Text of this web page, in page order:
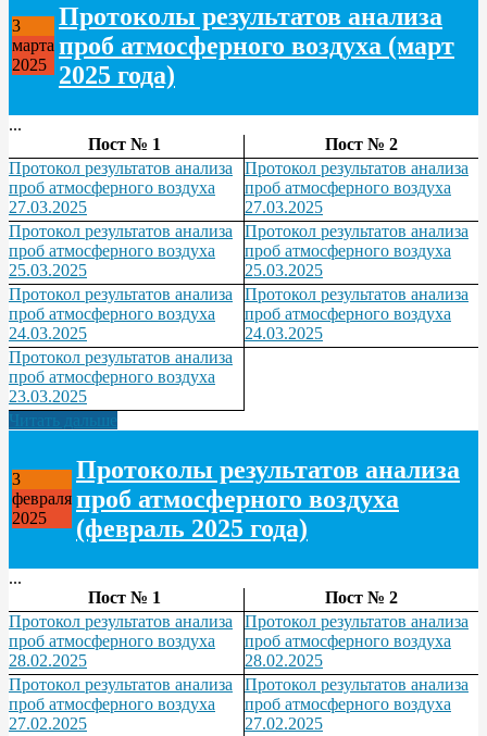
3
марта
2025
Протоколы результатов анализа
проб атмосферного воздуха (март
2025 года)
...
Пост № 1
Пост № 2
Протокол результатов анализа
проб атмосферного воздуха
27.03.2025
Протокол результатов анализа
проб атмосферного воздуха
27.03.2025
Протокол результатов анализа
проб атмосферного воздуха
25.03.2025
Протокол результатов анализа
проб атмосферного воздуха
25.03.2025
Протокол результатов анализа
проб атмосферного воздуха
24.03.2025
Протокол результатов анализа
проб атмосферного воздуха
24.03.2025
Протокол результатов анализа
проб атмосферного воздуха
23.03.2025
Читать дальше
3
февраля
2025
Протоколы результатов анализа
проб атмосферного воздуха
(февраль 2025 года)
...
Пост № 1
Пост № 2
Протокол результатов анализа
проб атмосферного воздуха
28.02.2025
Протокол результатов анализа
проб атмосферного воздуха
28.02.2025
Протокол результатов анализа
проб атмосферного воздуха
27.02.2025
Протокол результатов анализа
проб атмосферного воздуха
27.02.2025